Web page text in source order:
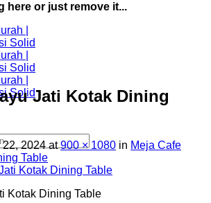
here or just remove it...
Jati Kotak Dining
22, 2024at900 × 1080 in Meja Cafe
Table
Kotak Dining Table